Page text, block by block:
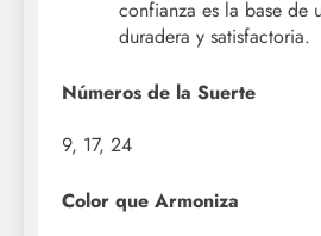
confianza es la base de
duradera y satisfactoria.
Números de la Suerte
9, 17, 24
Color que Armoniza